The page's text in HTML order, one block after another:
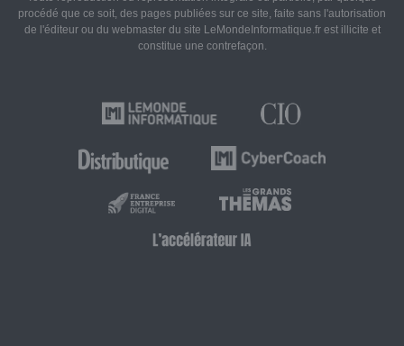
procédé que ce soit, des pages publiées sur ce site, faite sans l'autorisation
de l'éditeur ou du webmaster du site LeMondeInformatique.fr est illicite et
constitue une contrefaçon.